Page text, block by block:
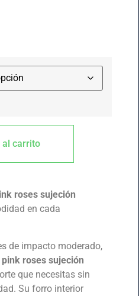
al carrito
roses sujeción
en cada
de impacto moderado,
roses sujeción
que necesitas sin
Su forro interior